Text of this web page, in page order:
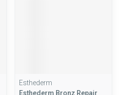
Esthederm
Esthederm Bronz Repair